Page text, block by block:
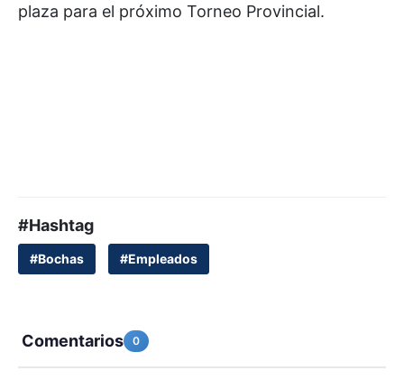
plaza para el próximo Torneo Provincial.
#Hashtag
#Bochas #Empleados
Comentarios 0